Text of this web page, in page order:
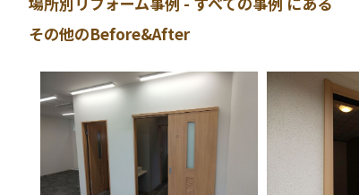
その他のBefore&After